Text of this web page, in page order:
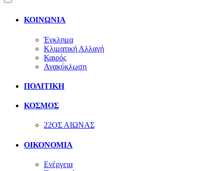
ΚΟΙΝΩΝΙΑ
Έγκλημα
Κλιματική Αλλαγή
Καιρός
Ανακύκλωση
ΠΟΛΙΤΙΚΗ
ΚΟΣΜΟΣ
22ΟΣ ΑΙΩΝΑΣ
ΟΙΚΟΝΟΜΙΑ
Ενέργεια